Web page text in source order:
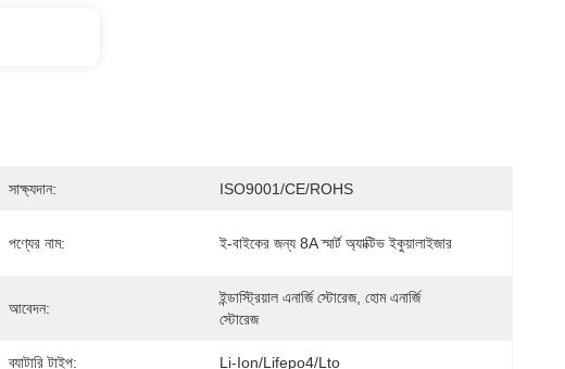
সাক্ষ্যদান: ISO9001/CE/ROHS
পণ্যের নাম: ই-বাইকের জন্য 8A স্মার্ট অ্যাক্টিভ ইকুয়ালাইজার
আবেদন:
ইন্ডাস্ট্রিয়াল এনার্জি স্টোরেজ, হোম এনার্জি
স্টোরেজ
ব্যাটারি টাইপ: Li-Ion/Lifepo4/Lto